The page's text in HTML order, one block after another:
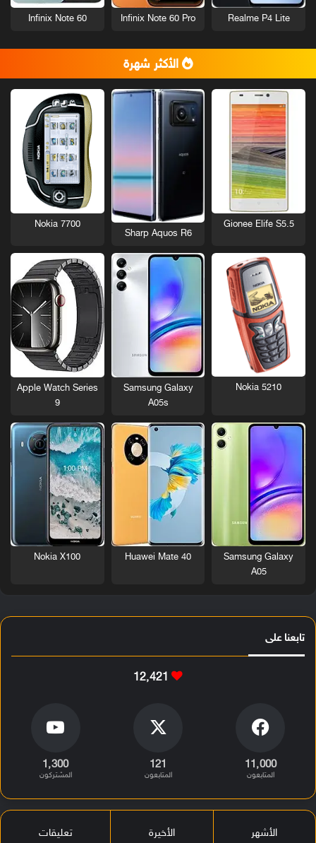
Realme P4 Lite
Infinix Note 60 Pro
Infinix Note 60
الأكثر شهرة
Gionee Elife S5.5
Sharp Aquos R6
Nokia 7700
Nokia 5210
Samsung Galaxy
A05s
Apple Watch Series
9
Samsung Galaxy
A05
Huawei Mate 40
Nokia X100
تابعنا على
12٬421
11٬000
المتابعون
121
المتابعون
1٬300
المشتركون
الأشهر الأخيرة تعليقات